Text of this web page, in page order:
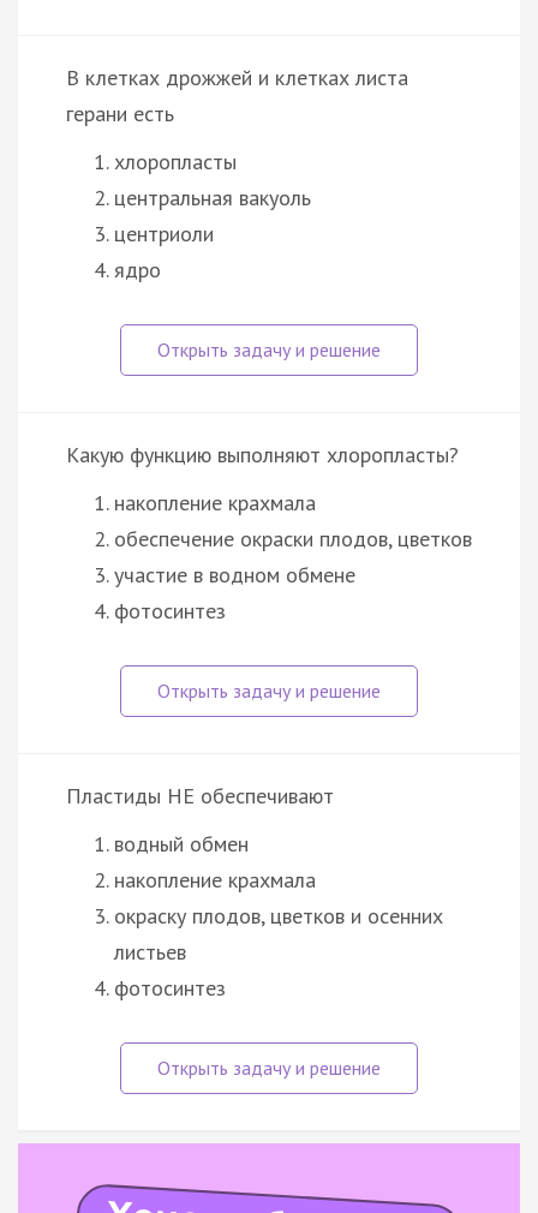
В клетках дрожжей и клетках листа
герани есть
хлоропласты
центральная вакуоль
центриоли
ядро
Какую функцию выполняют хлоропласты?
накопление крахмала
обеспечение окраски плодов, цветков
участие в водном обмене
фотосинтез
Пластиды НЕ обеспечивают
водный обмен
накопление крахмала
окраску плодов, цветков и осенних
листьев
фотосинтез